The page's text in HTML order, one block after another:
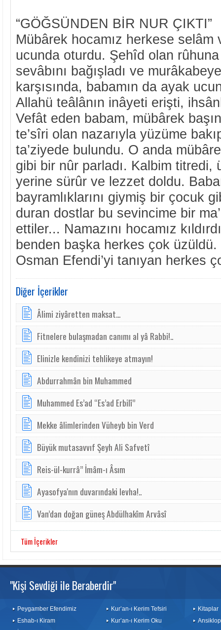
“GÖĞSÜNDEN BİR NUR ÇIKTI”
Mübârek hocamız herkese selâm
ucunda oturdu. Şehîd olan
sevâbını bağışladı ve
karşısında, babamın da ayak
Allahü teâlânın inâyeti erişti,
Vefât eden babam, mübârek
te’sîri olan nazarıyla yüzüme
ta’ziyede bulundu. O anda
gibi bir nûr parladı. Kalbim titredi,
yerine sürûr ve lezzet doldu.
bayramlıklarını giymiş bir çocuk
duran dostlar bu sevincime bir
ettiler... Namazını hocamız
benden başka herkes çok
Osman Efendi’yi tanıyan herkes
Diğer İçerikler
Âlimi ziyâretten maksat...
Fitnelere bulaşmadan canımı al yâ Rabbi!..
Elinizle kendinizi tehlikeye atmayın!
Abdurrahmân bin Muhammed
Muhammed Es’ad “Es’ad Erbilî”
Mekke âlimlerinden Vüheyb bin Verd
Büyük mutasavvıf Şeyh Ali Safvetî
Reis-ül-kurrâ” İmâm-ı Âsım
Ayasofya'nın duvarındaki levha!..
Van’dan doğan güneş Abdülhakîm Arvâsî
Tüm İçerikler
"Kişi Sevdiği ile Beraberdir"
Peygamber Efendimiz
Eshab-ı Kiram
Kur’an-ı Kerim Tefsiri
Kur’an-ı Kerim Oku
Kitaplar